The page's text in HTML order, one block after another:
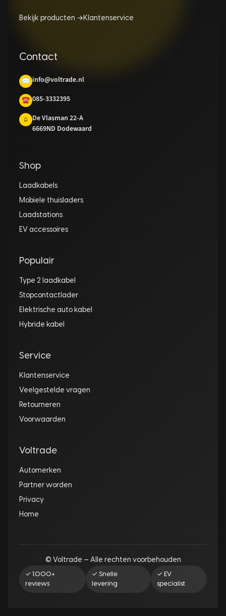
Bekijk producten → Klantenservice
Contact
✉ info@voltrade.nl
☎ 085-3332395
⌂
De Vlasman 22-A
6669ND Dodewaard
Shop
Laadkabels
Mobiele thuisladers
Laadstations
EV accessoires
Populair
Type 2 laadkabel
Stopcontactlader
Elektrische auto kabel
Hybride kabel
Service
Klantenservice
Veelgestelde vragen
Retourneren
Voorwaarden
Voltrade
Automerken
Partner worden
Privacy
Home
© Voltrade — Alle rechten voorbehouden
✓ 1.000+
reviews
✓ Snelle
levering
✓ EV
specialist